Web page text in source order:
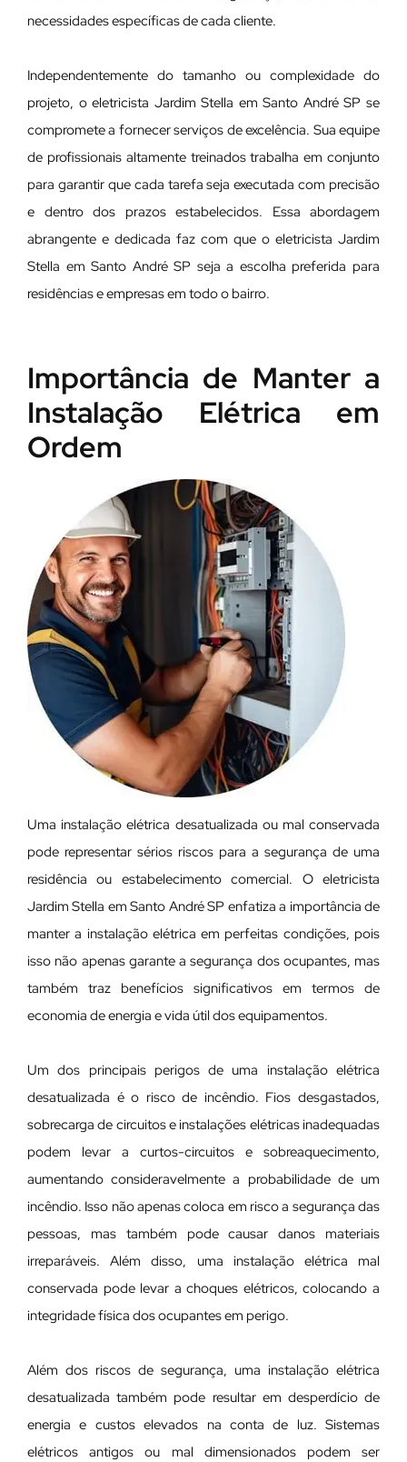
necessidades específicas de cada cliente.
Independentemente do tamanho ou complexidade do
projeto, o eletricista Jardim Stella em Santo André SP se
compromete a fornecer serviços de excelência. Sua equipe
de profissionais altamente treinados trabalha em conjunto
para garantir que cada tarefa seja executada com precisão
e dentro dos prazos estabelecidos. Essa abordagem
abrangente e dedicada faz com que o eletricista Jardim
Stella em Santo André SP seja a escolha preferida para
residências e empresas em todo o bairro.
Importância de Manter a
Instalação Elétrica em
Ordem
Uma instalação elétrica desatualizada ou mal conservada
pode representar sérios riscos para a segurança de uma
residência ou estabelecimento comercial. O eletricista
Jardim Stella em Santo André SP enfatiza a importância de
manter a instalação elétrica em perfeitas condições, pois
isso não apenas garante a segurança dos ocupantes, mas
também traz benefícios significativos em termos de
economia de energia e vida útil dos equipamentos.
Um dos principais perigos de uma instalação elétrica
desatualizada é o risco de incêndio. Fios desgastados,
sobrecarga de circuitos e instalações elétricas inadequadas
podem levar a curtos-circuitos e sobreaquecimento,
aumentando consideravelmente a probabilidade de um
incêndio. Isso não apenas coloca em risco a segurança das
pessoas, mas também pode causar danos materiais
irreparáveis. Além disso, uma instalação elétrica mal
conservada pode levar a choques elétricos, colocando a
integridade física dos ocupantes em perigo.
Além dos riscos de segurança, uma instalação elétrica
desatualizada também pode resultar em desperdício de
energia e custos elevados na conta de luz. Sistemas
elétricos antigos ou mal dimensionados podem ser